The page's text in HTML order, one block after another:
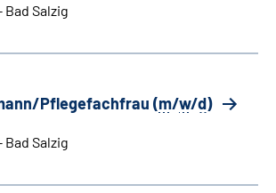
Bad Salzig
Pflegefachfrau (m/w/d)
Bad Salzig